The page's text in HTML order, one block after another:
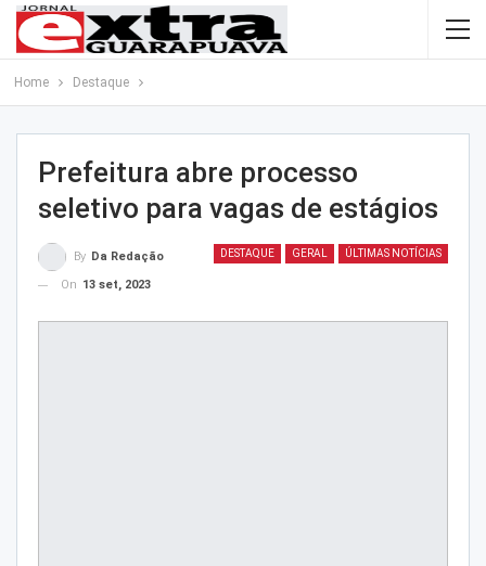
Home Destaque
Prefeitura abre processo
seletivo para vagas de estágios
DESTAQUE GERAL ÚLTIMAS NOTÍCIAS
By Da Redação
On 13 set, 2023